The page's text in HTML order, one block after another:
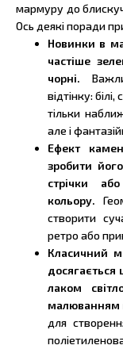
мармуру до
Ось деякі поради
Новинки в
частіше
чорні.
відтінку:
тільки
але і
Ефект
зробити
стрічки
кольору.
створити
ретро або
Класичний
досягається
лаком
малюванням
для